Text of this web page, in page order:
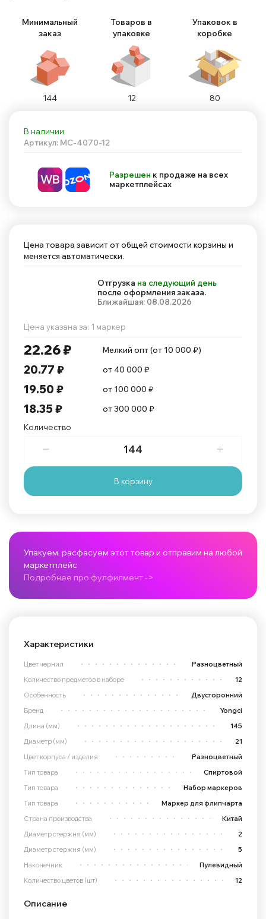
В наличии
Артикул: MC-4070-12
Разрешен к продаже на всех
маркетплейсах
Цена товара зависит от общей стоимости корзины и
меняется автоматически.
Отгрузка на следующий день
после оформления заказа.
Ближайшая: 08.08.2026
Цена указана за: 1 маркер
22.26 ₽ Мелкий опт (от 10 000 ₽)
20.77 ₽ от 40 000 ₽
19.50 ₽ от 100 000 ₽
18.35 ₽
от 300 000 ₽
Количество
В корзину
Упакуем, расфасуем этот товар и отправим на любой
маркетплейс
Подробнее про фулфилмент ->
Характеристики
Цвет чернил
Разноцветный
Количество предметов в наборе
12
Особенность
Двусторонний
Бренд
Yongci
Длина (мм)
145
Диаметр (мм)
21
Цвет корпуса / изделия
Разноцветный
Тип товара
Спиртовой
Тип товара
Набор маркеров
Тип товара
Маркер для флипчарта
Страна производства
Китай
Диаметр стержня (мм)
2
Диаметр стержня (мм)
5
Наконечник
Пулевидный
Количество цветов (шт)
12
Описание
Минимальный
заказ
Товаров в
упаковке
Упаковок в
коробке
144 12 80